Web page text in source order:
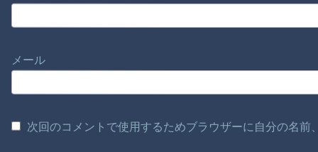
メール
次回のコメントで使用するためブラウザーに自分の名